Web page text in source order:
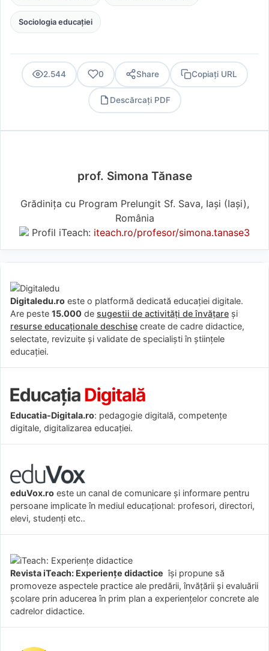
Sociologia educației
2.544 0 Share Copiați URL
Descărcați PDF
prof. Simona Tănase
Grădinița cu Program Prelungit Sf. Sava, Iași (Iaşi),
România
Profil iTeach: iteach.ro/profesor/simona.tanase3
Digitaledu.ro este o platformă dedicată educației digitale.
Are peste 15.000 de sugestii de activități de învățare și
resurse educaționale deschise create de cadre didactice,
selectate, revizuite și validate de specialiști în științele
educației.
Educatia-Digitala.ro: pedagogie digitală, competențe
digitale, digitalizarea educației.
eduVox.ro este un canal de comunicare și informare pentru
persoane implicate în mediul educațional: profesori, directori,
elevi, studenți etc..
Revista iTeach: Experienţe didactice îşi propune să
promoveze aspectele practice ale predării, învăţării şi evaluării
şcolare prin aducerea în prim plan a experienţelor concrete ale
cadrelor didactice.